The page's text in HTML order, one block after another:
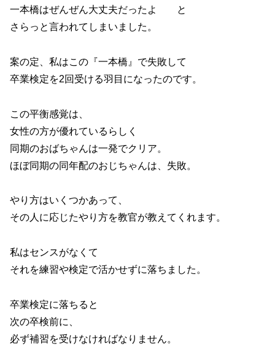
一本橋はぜんぜん大丈夫だったよ と
さらっと言われてしまいました。
案の定、私はこの『一本橋』で失敗して
卒業検定を2回受ける羽目になったのです。
この平衡感覚は、
女性の方が優れているらしく
同期のおばちゃんは一発でクリア。
ほぼ同期の同年配のおじちゃんは、失敗。
やり方はいくつかあって、
その人に応じたやり方を教官が教えてくれます。
私はセンスがなくて
それを練習や検定で活かせずに落ちました。
卒業検定に落ちると
次の卒検前に、
必ず補習を受けなければなりません。